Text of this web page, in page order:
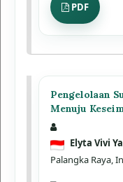
PDF
Pengelolaan
Menuju
Elyta Vivi
Palangka Raya,